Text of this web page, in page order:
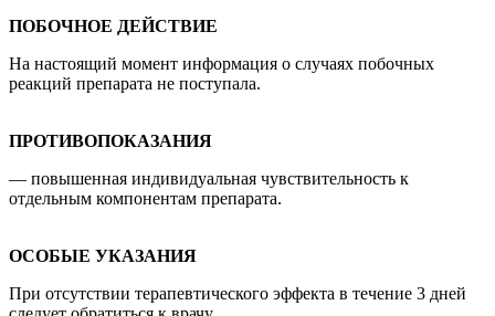
ПОБОЧНОЕ ДЕЙСТВИЕ
На настоящий момент информация о случаях побочных
реакций препарата не поступала.
ПРОТИВОПОКАЗАНИЯ
— повышенная индивидуальная чувствительность к
отдельным компонентам препарата.
ОСОБЫЕ УКАЗАНИЯ
При отсутствии терапевтического эффекта в течение 3 дней